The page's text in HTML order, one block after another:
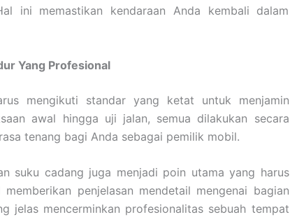
ini memastikan kendaraan Anda kembali dalam
Yang Profesional
mengikuti standar yang ketat untuk menjamin
awal hingga uji jalan, semua dilakukan secara
tenang bagi Anda sebagai pemilik mobil.
suku cadang juga menjadi poin utama yang harus
penjelasan mendetail mengenai bagian
jelas mencerminkan profesionalitas sebuah tempat